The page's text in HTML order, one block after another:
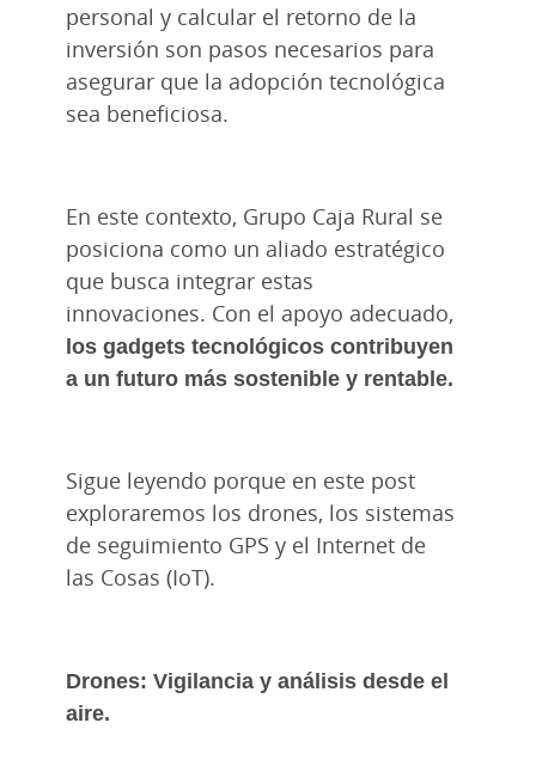
personal y calcular el retorno de la
inversión son pasos necesarios para
asegurar que la adopción tecnológica
sea beneficiosa.
En este contexto, Grupo Caja Rural se
posiciona como un aliado estratégico
que busca integrar estas
innovaciones. Con el apoyo adecuado,
los gadgets tecnológicos contribuyen
a un futuro más sostenible y rentable.
Sigue leyendo porque en este post
exploraremos los drones, los sistemas
de seguimiento GPS y el Internet de
las Cosas (IoT).
Drones: Vigilancia y análisis desde el
aire.